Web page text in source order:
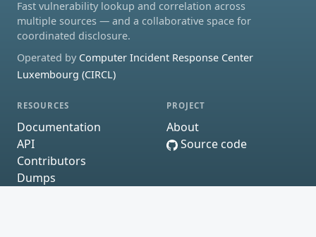
Fast vulnerability lookup and correlation across
multiple sources — and a collaborative space for
coordinated disclosure.
Operated by Computer Incident Response Center
Luxembourg (CIRCL)
RESOURCES
Documentation
API
Contributors
Dumps
PROJECT
About
Source code